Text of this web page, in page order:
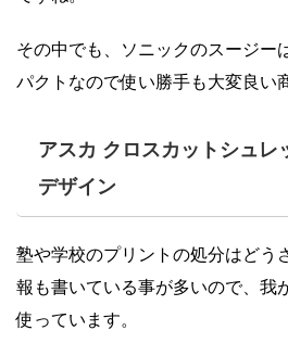
その中でも、ソニックのスージー
パクトなので使い勝手も大変良い
アスカ クロスカットシュレ
デザイン
塾や学校のプリントの処分はどう
報も書いている事が多いので、我
使っています。